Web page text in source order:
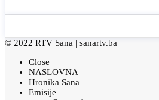
© 2022 RTV Sana | sanartv.ba
Close
NASLOVNA
Hronika Sana
Emisije